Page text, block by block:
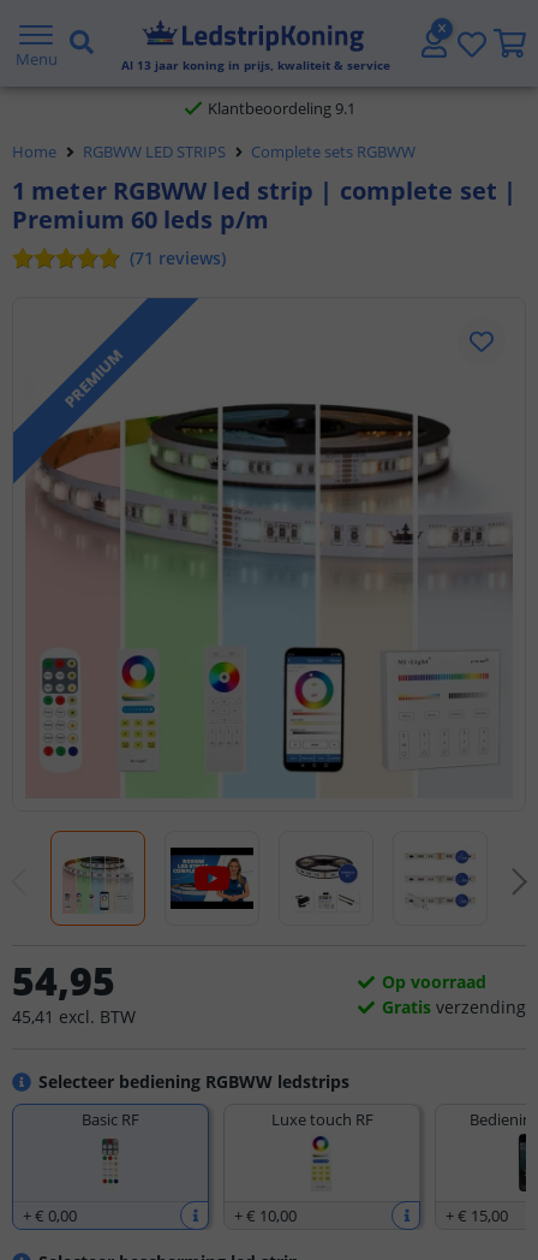
Menu Al 13 jaar koning in prijs, kwaliteit & service
Gratis verzending vanaf € 20,- NL en BE
Klantbeoordeling 9.1
Voor 23:45 uur besteld,morgen in huis
Home RGBWW LED STRIPS Complete sets RGBWW
1 meter RGBWW led strip | complete set |
Premium 60 leds p/m
(71 reviews)
PREMIUM
Selecteer bediening RGBWW ledstrips
Basic RF
+€ 0,00
Luxe touch RF
+€ 10,00 +€ 15,00
54,95
45,41 excl. BTW
Op voorraad
Gratis verzending